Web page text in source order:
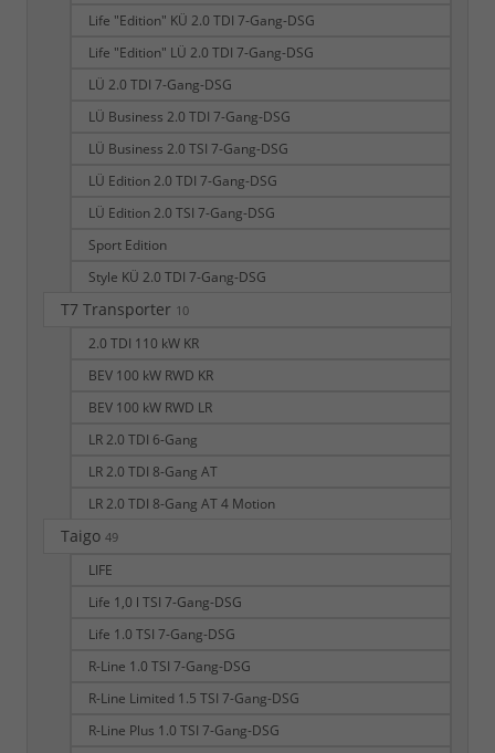
Life "Edition" KÜ 2.0 TDI 7-Gang-DSG
Life "Edition" LÜ 2.0 TDI 7-Gang-DSG
LÜ 2.0 TDI 7-Gang-DSG
LÜ Business 2.0 TDI 7-Gang-DSG
LÜ Business 2.0 TSI 7-Gang-DSG
LÜ Edition 2.0 TDI 7-Gang-DSG
LÜ Edition 2.0 TSI 7-Gang-DSG
Sport Edition
Style KÜ 2.0 TDI 7-Gang-DSG
T7 Transporter 10
2.0 TDI 110 kW KR
BEV 100 kW RWD KR
BEV 100 kW RWD LR
LR 2.0 TDI 6-Gang
LR 2.0 TDI 8-Gang AT
LR 2.0 TDI 8-Gang AT 4 Motion
Taigo 49
LIFE
Life 1,0 l TSI 7-Gang-DSG
Life 1.0 TSI 7-Gang-DSG
R-Line 1.0 TSI 7-Gang-DSG
R-Line Limited 1.5 TSI 7-Gang-DSG
R-Line Plus 1.0 TSI 7-Gang-DSG